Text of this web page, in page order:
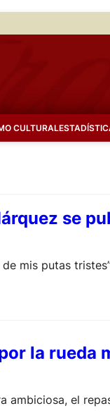
CULTURAL
se
mis putas
la rueda
ambiciosa, el